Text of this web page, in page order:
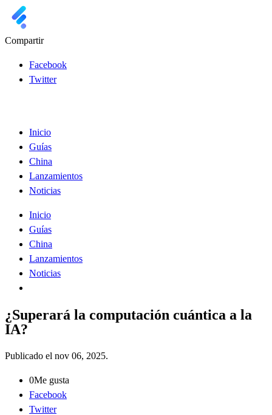
Compartir
Facebook
Twitter
Inicio
Guías
China
Lanzamientos
Noticias
Inicio
Guías
China
Lanzamientos
Noticias
¿Superará la computación cuántica a la
IA?
Publicado el nov 06, 2025.
0Me gusta
Facebook
Twitter